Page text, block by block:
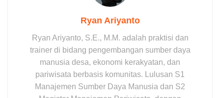
Ryan Ariyanto
Ryan Ariyanto, S.E., M.M. adalah praktisi dan
trainer di bidang pengembangan sumber daya
manusia desa, ekonomi kerakyatan, dan
pariwisata berbasis komunitas. Lulusan S1
Manajemen Sumber Daya Manusia dan S2